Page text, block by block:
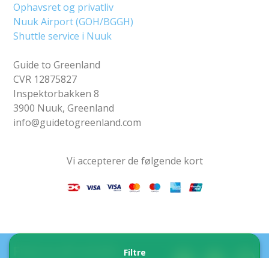
Filtre
Ophavsret og privatliv
Nuuk Airport (GOH/BGGH)
Shuttle service i Nuuk
Guide to Greenland
CVR 12875827
Inspektorbakken 8
3900 Nuuk, Greenland
info@guidetogreenland.com
Vi accepterer de følgende kort